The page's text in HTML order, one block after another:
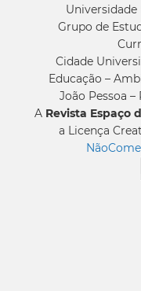
Universidade
Grupo de
Cidade
Educação –
João Pessoa –
A Revista Espaço
a Licença